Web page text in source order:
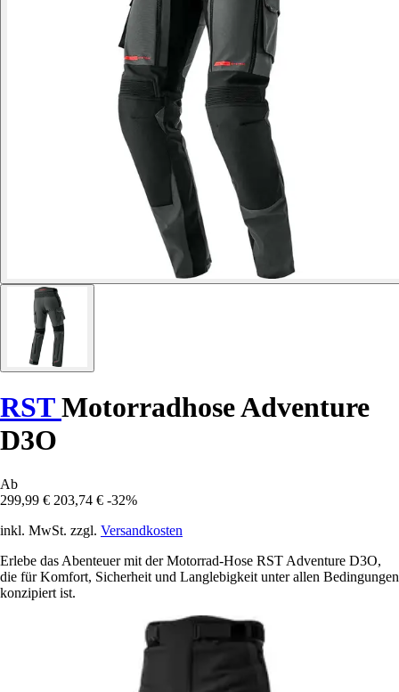
RSTMotorradhose Adventure
D3O
Ab
299,99 € 203,74 € -32%
inkl. MwSt. zzgl. Versandkosten
Erlebe das Abenteuer mit der Motorrad-Hose RST Adventure D3O,
die für Komfort, Sicherheit und Langlebigkeit unter allen Bedingungen
konzipiert ist.